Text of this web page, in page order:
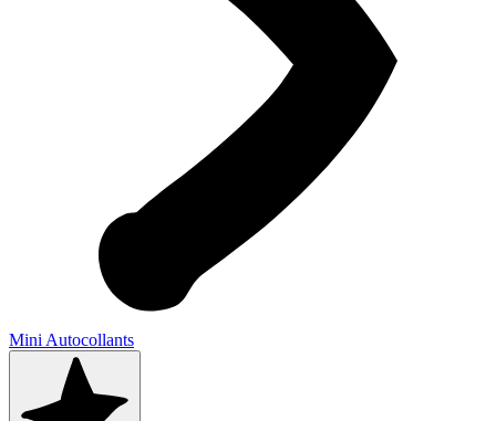
Mini Autocollants